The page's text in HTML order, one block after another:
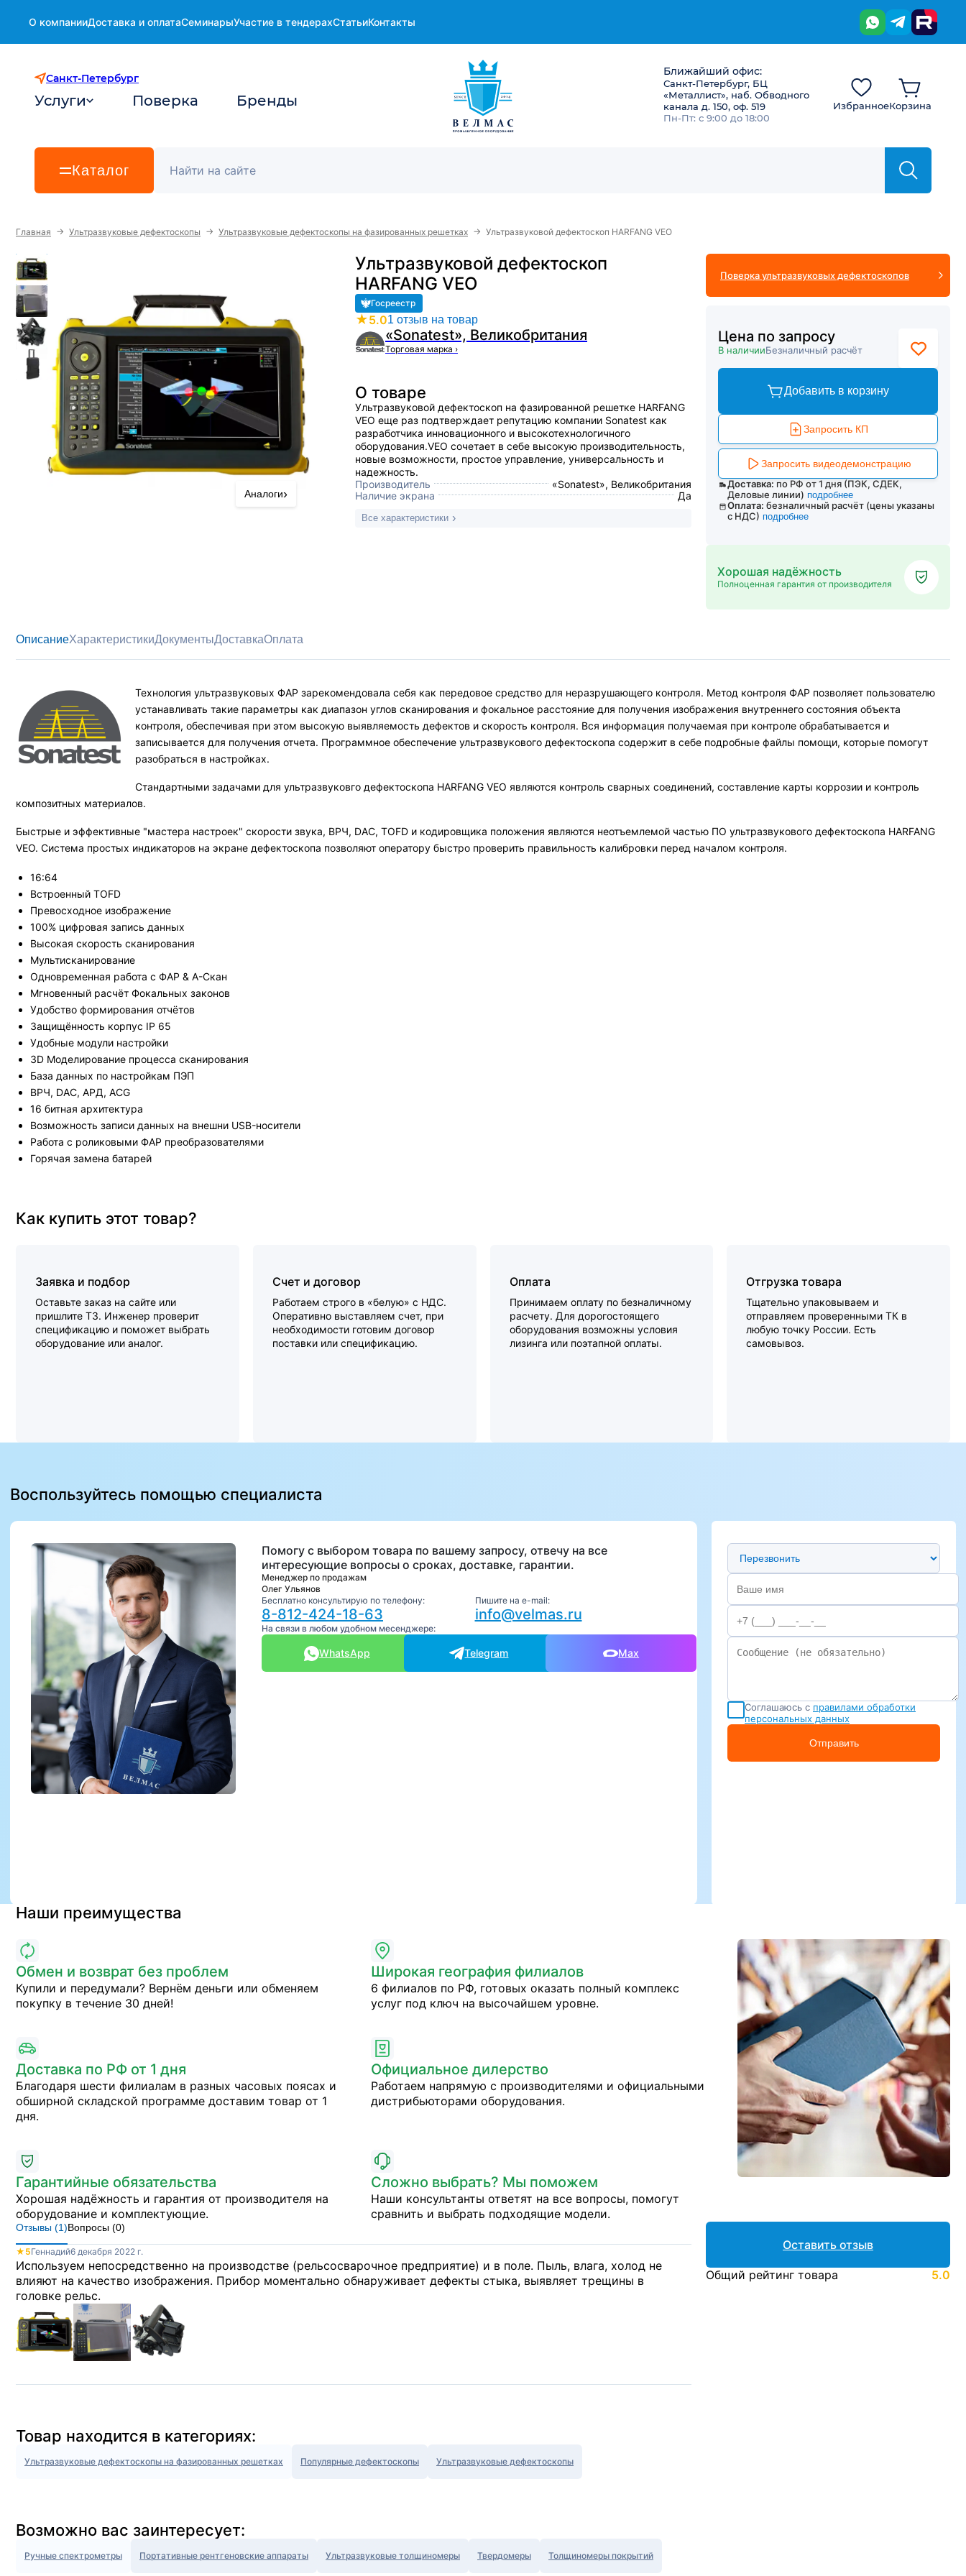
О компанииДоставка и оплатаСеминарыУчастие в тендерахСтатьиКонтакты
Санкт-Петербург
Услуги Поверка Бренды
Ближайший офис:
Санкт-Петербург, БЦ
«Металлист», наб. Обводного
канала д. 150, оф. 519
Пн-Пт: с 9:00 до 18:00
ИзбранноеКорзина
Каталог
Главная → Ультразвуковые дефектоскопы → Ультразвуковые дефектоскопы на фазированных решетках → Ультразвуковой дефектоскоп HARFANG VEO
Ультразвуковой дефектоскоп
HARFANG VEO
Госреестр
★5.01 отзыв на товар
«Sonatest», Великобритания
Торговая марка ›
Аналоги›
О товаре
Ультразвуковой дефектоскоп на фазированной решетке HARFANG
VEO еще раз подтверждает репутацию компании Sonatest как
разработчика инновационного и высокотехнологичного
оборудования.VEO сочетает в себе высокую производительность,
новые возможности, простое управление, универсальность и
надежность.
Производитель
«Sonatest», Великобритания
Наличие экрана
Да
Все характеристики
Поверка ультразвуковых дефектоскопов
Цена по запросу
В наличииБезналичный расчёт
Добавить в корзину
Запросить КП
Запросить видеодемонстрацию
Доставка: по РФ от 1 дня (ПЭК, СДЕК,
Деловые линии) подробнее
Оплата: безналичный расчёт (цены указаны
с НДС) подробнее
Хорошая надёжность
Полноценная гарантия от производителя
ОписаниеХарактеристикиДокументыДоставкаОплата
Технология ультразвуковых ФАР зарекомендовала себя как передовое средство для неразрушающего контроля. Метод контроля ФАР позволяет пользователю
устанавливать такие параметры как диапазон углов сканирования и фокальное расстояние для получения изображения внутреннего состояния объекта
контроля, обеспечивая при этом высокую выявляемость дефектов и скорость контроля. Вся информация получаемая при контроле обрабатывается и
записывается для получения отчета. Программное обеспечение ультразвукового дефектоскопа содержит в себе подробные файлы помощи, которые помогут
разобраться в настройках.
Стандартными задачами для ультразвуковго дефектоскопа HARFANG VEO являются контроль сварных соединений, составление карты коррозии и контроль
композитных материалов.
Быстрые и эффективные "мастера настроек" скорости звука, ВРЧ, DAC, TOFD и кодировщика положения являются неотъемлемой частью ПО ультразвукового дефектоскопа HARFANG
VEO. Система простых индикаторов на экране дефектоскопа позволяют оператору быстро проверить правильность калибровки перед началом контроля.
16:64
Встроенный TOFD
Превосходное изображение
100% цифровая запись данных
Высокая скорость сканирования
Мультисканирование
Одновременная работа с ФАР & A-Скан
Мгновенный расчёт Фокальных законов
Удобство формирования отчётов
Защищённость корпус IP 65
Удобные модули настройки
3D Моделирование процесса сканирования
База данных по настройкам ПЭП
ВРЧ, DAC, АРД, ACG
16 битная архитектура
Возможность записи данных на внешни USB-носители
Работа с роликовыми ФАР преобразователями
Горячая замена батарей
Как купить этот товар?
Заявка и подбор
Оставьте заказ на сайте или
пришлите ТЗ. Инженер проверит
спецификацию и поможет выбрать
оборудование или аналог.
Счет и договор
Работаем строго в «белую» с НДС.
Оперативно выставляем счет, при
необходимости готовим договор
поставки или спецификацию.
Оплата
Принимаем оплату по безналичному
расчету. Для дорогостоящего
оборудования возможны условия
лизинга или поэтапной оплаты.
Отгрузка товара
Тщательно упаковываем и
отправляем проверенными ТК в
любую точку России. Есть
самовывоз.
Воспользуйтесь помощью специалиста
Помогу с выбором товара по вашему запросу, отвечу на все
интересующие вопросы о сроках, доставке, гарантии.
Менеджер по продажам
Олег Ульянов
Бесплатно консультирую по телефону:
8-812-424-18-63
Пишите на e-mail:
info@velmas.ru
На связи в любом удобном месенджере:
WhatsApp Telegram Max
Предпочтительный способ связи
Соглашаюсь с правилами обработки
персональных данных
Отправить
Наши преимущества
Обмен и возврат без проблем
Купили и передумали? Вернём деньги или обменяем
покупку в течение 30 дней!
Широкая география филиалов
6 филиалов по РФ, готовых оказать полный комплекс
услуг под ключ на высочайшем уровне.
Доставка по РФ от 1 дня
Благодаря шести филиалам в разных часовых поясах и
обширной складской программе доставим товар от 1
дня.
Официальное дилерство
Работаем напрямую с производителями и официальными
дистрибьюторами оборудования.
Гарантийные обязательства
Хорошая надёжность и гарантия от производителя на
оборудование и комплектующие.
Сложно выбрать? Мы поможем
Наши консультанты ответят на все вопросы, помогут
сравнить и выбрать подходящие модели.
Отзывы (1)Вопросы (0)
★ 5Геннадий6 декабря 2022 г.
Используем непосредственно на производстве (рельсосварочное предприятие) и в поле. Пыль, влага, холод не
влияют на качество изображения. Прибор моментально обнаруживает дефекты стыка, выявляет трещины в
головке рельс.
Оставить отзыв
Общий рейтинг товара 5.0
Товар находится в категориях:
Ультразвуковые дефектоскопы на фазированных решетках Популярные дефектоскопы Ультразвуковые дефектоскопы
Возможно вас заинтересует:
Ручные спектрометры Портативные рентгеновские аппараты Ультразвуковые толщиномеры Твердомеры Толщиномеры покрытий